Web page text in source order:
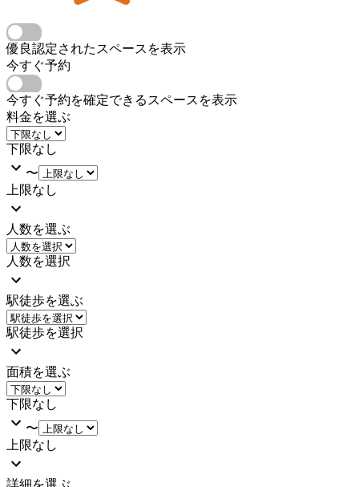
優良認定されたスペースを表示
今すぐ予約
今すぐ予約を確定できるスペースを表示
料金を選ぶ
下限なし
〜
上限なし
人数を選ぶ
人数を選択
駅徒歩を選ぶ
駅徒歩を選択
面積を選ぶ
下限なし
〜
上限なし